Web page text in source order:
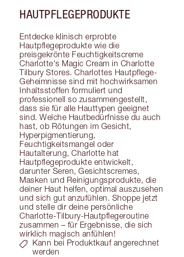
HAUTPFLEGEPRODUKTE
Entdecke klinisch erprobte
Hautpflegeprodukte wie die
preisgekrönte Feuchtigkeitscreme
Charlotte's Magic Cream in Charlotte
Tilbury Stores. Charlottes Hautpflege-
Geheimnisse sind mit hochwirksamen
Inhaltsstoffen formuliert und
professionell so zusammengestellt,
dass sie für alle Hauttypen geeignet
sind. Welche Hautbedürfnisse du auch
hast, ob Rötungen im Gesicht,
Hyperpigmentierung,
Feuchtigkeitsmangel oder
Hautalterung, Charlotte hat
Hautpflegeprodukte entwickelt,
darunter Seren, Gesichtscremes,
Masken und Reinigungsprodukte, die
deiner Haut helfen, optimal auszusehen
und sich gut anzufühlen. Shoppe jetzt
und stelle dir deine persönliche
Charlotte-Tilbury-Hautpflegeroutine
zusammen – für Ergebnisse, die sich
wirklich magisch anfühlen!
Kann bei Produktkauf angerechnet
werden